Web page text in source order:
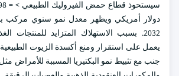
2032. بسبب الاستهلاك المتزايد للمنتجات
يعمل على استقرار ومنع أكسدة الزيوت
جنب مع تثبيط نمو البكتيريا المسببة للأمراض مثل